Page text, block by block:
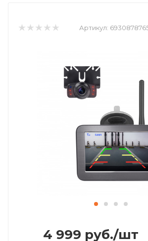
Артикул:
4 999 руб./шт